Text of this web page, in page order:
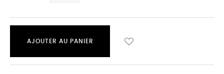
AJOUTER AU PANIER